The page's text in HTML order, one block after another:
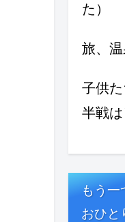
た）
旅、
子供
半戦は
もう一
おひと